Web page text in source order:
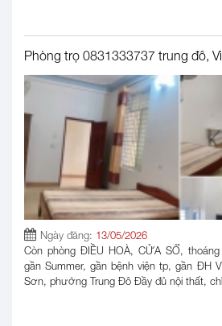
Phòng trọ 0831333737 trung đô,
Ngày đăng: 13/05/2026
Còn phòng ĐIỀU HOÀ, CỬA SỔ,
gần Summer, gần bệnh viện tp, gần ĐH
Sơn, phường Trung Đô Đầy đủ nội thất,